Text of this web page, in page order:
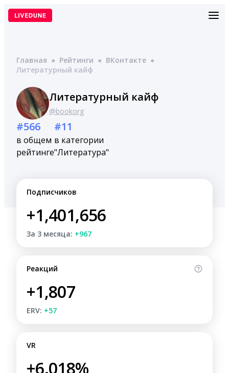
Перейти
Главная ● Рейтинги ● ВКонтакте ●
Литературный кайф
Литературный кайф
@bookorg
#566
в общем
рейтинге
#11
в категории
"Литература"
Подписчиков
+1,401,656
За 3 месяца: +967
Реакций
+1,807
ERV: +57
VR
+6.018%